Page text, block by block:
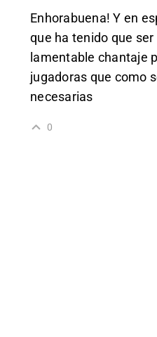
Enhorabuena! Y en
que ha tenido que
lamentable chantaje
jugadoras que como
necesarias
0